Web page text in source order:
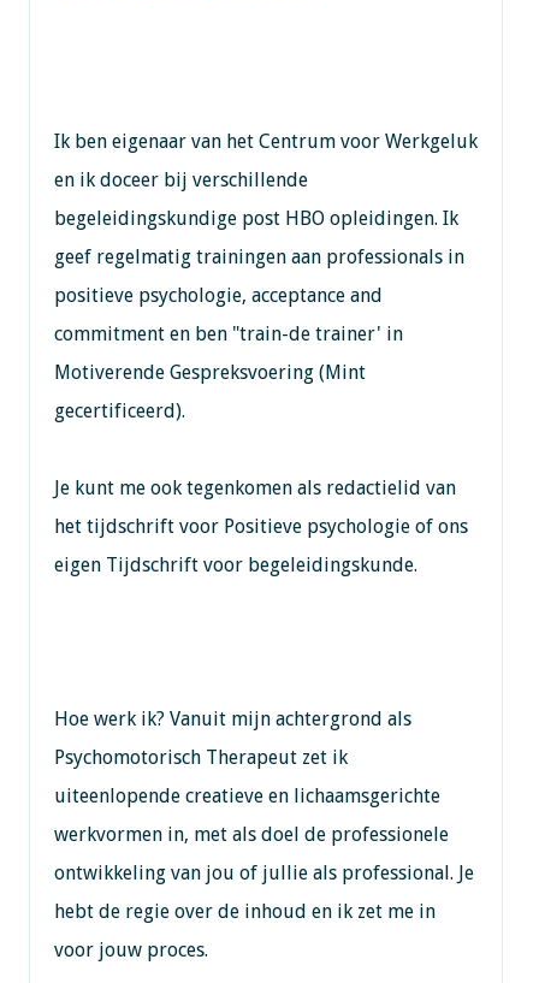
Ik ben eigenaar van het Centrum voor Werkgeluk
en ik doceer bij verschillende
begeleidingskundige post HBO opleidingen. Ik
geef regelmatig trainingen aan professionals in
positieve psychologie, acceptance and
commitment en ben "train-de trainer' in
Motiverende Gespreksvoering (Mint
gecertificeerd).
Je kunt me ook tegenkomen als redactielid van
het tijdschrift voor Positieve psychologie of ons
eigen Tijdschrift voor begeleidingskunde.
Hoe werk ik? Vanuit mijn achtergrond als
Psychomotorisch Therapeut zet ik
uiteenlopende creatieve en lichaamsgerichte
werkvormen in, met als doel de professionele
ontwikkeling van jou of jullie als professional. Je
hebt de regie over de inhoud en ik zet me in
voor jouw proces.